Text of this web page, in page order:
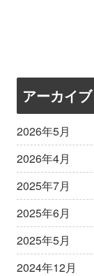
アーカイブ
2026年5月
2026年4月
2025年7月
2025年6月
2025年5月
2024年12月